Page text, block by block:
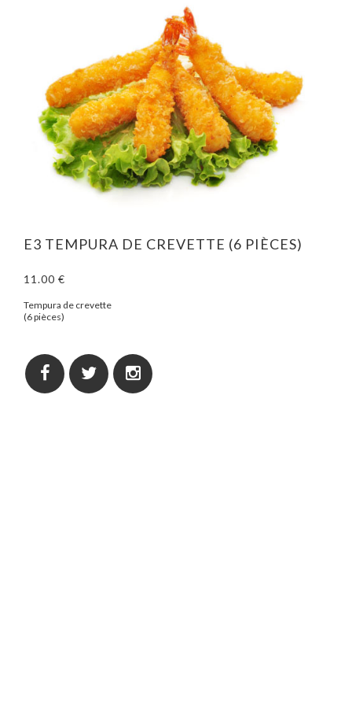
E3 TEMPURA DE CREVETTE (6 PIÈCES)
11.00 €
Tempura de crevette
(6 pièces)